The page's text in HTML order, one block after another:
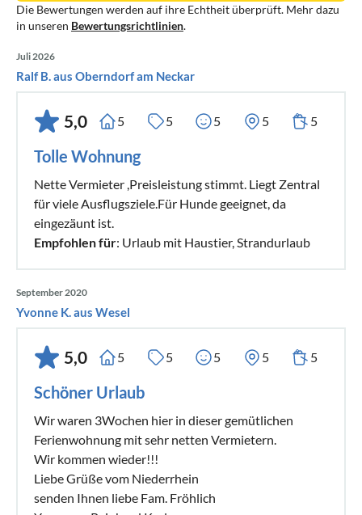
Die Bewertungen werden auf ihre Echtheit überprüft. Mehr dazu
in unseren Bewertungsrichtlinien.
Juli 2026
Ralf B. aus Oberndorf am Neckar
5,0 5 5 5 5 5
Tolle Wohnung
Nette Vermieter ,Preisleistung stimmt. Liegt Zentral
für viele Ausflugsziele.Für Hunde geeignet, da
eingezäunt ist.
Empfohlen für: Urlaub mit Haustier, Strandurlaub
September 2020
Yvonne K. aus Wesel
5,0 5 5 5 5 5
Schöner Urlaub
Wir waren 3Wochen hier in dieser gemütlichen
Ferienwohnung mit sehr netten Vermietern.
Wir kommen wieder!!!
Liebe Grüße vom Niederrhein
senden Ihnen liebe Fam. Fröhlich